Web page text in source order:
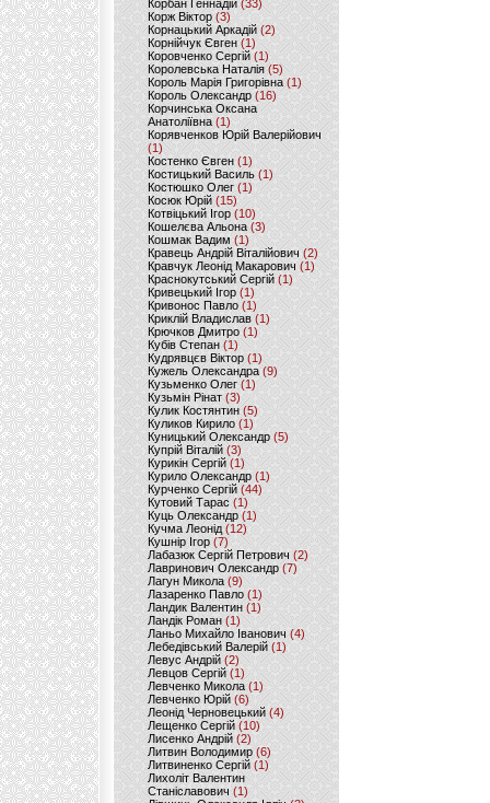
Корбан Геннадій (33)
Корж Віктор (3)
Корнацький Аркадій (2)
Корнійчук Євген (1)
Коровченко Сергій (1)
Королевська Наталія(5)
Король Марія Григорівна (1)
Король Олександр (16)
Корчинська Оксана
Анатоліївна (1)
Корявченков Юрій Валерійович
(1)
Костенко Євген (1)
Костицький Василь (1)
Костюшко Олег (1)
Косюк Юрій (15)
Котвіцький Ігор (10)
Кошелєва Альона(3)
Кошмак Вадим (1)
Кравець Андрій Віталійович (2)
Кравчук Леонід Макарович (1)
Краснокутський Сергій (1)
Кривецький Ігор (1)
Кривонос Павло (1)
Криклій Владислав (1)
Крючков Дмитро(1)
Кубів Степан(1)
Кудрявцєв Віктор (1)
Кужель Олександра (9)
Кузьменко Олег (1)
Кузьмін Рінат(3)
Кулик Костянтин(5)
Куликов Кирило (1)
Куницький Олександр (5)
Купрій Віталій (3)
Курикін Сергій(1)
Курило Олександр (1)
Курченко Сергій (44)
Кутовий Тарас (1)
Куць Олександр (1)
Кучма Леонід (12)
Кушнір Ігор(7)
Лабазюк Сергій Петрович (2)
Лавринович Олександр(7)
Лагун Микола(9)
Лазаренко Павло (1)
Ландик Валентин (1)
Ландік Роман (1)
Ланьо Михайло Іванович(4)
Лебедівський Валерій(1)
Левус Андрій(2)
Левцов Сергій (1)
Левченко Микола (1)
Левченко Юрій (6)
Леонід Черновецький (4)
Лещенко Сергій (10)
Лисенко Андрій (2)
Литвин Володимир (6)
Литвиненко Сергій (1)
Лихоліт Валентин
Станіславович (1)